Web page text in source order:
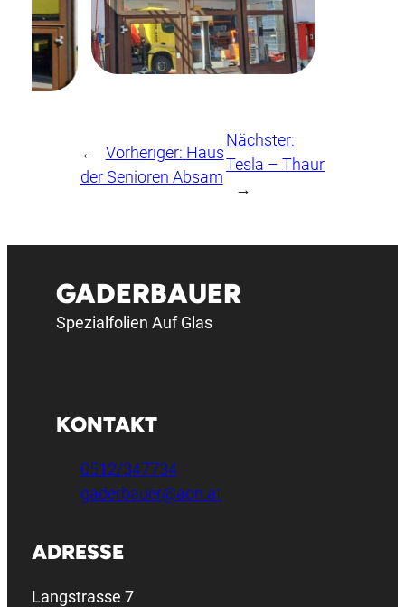
← Vorheriger: Haus
der Senioren Absam
Nächster:
Tesla – Thaur
→
GADERBAUER
Spezialfolien Auf Glas
KONTAKT
0512/347734
gaderbauer@aon.at
ADRESSE
Langstrasse 7